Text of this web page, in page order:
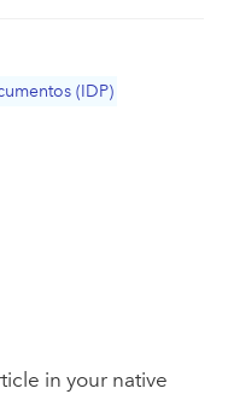
(IDP)
in your native